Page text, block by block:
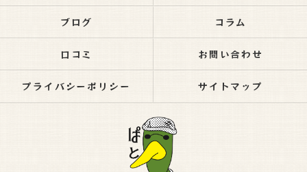
ブログ コラム
口コミ お問い合わせ
プライバシーポリシー サイトマップ